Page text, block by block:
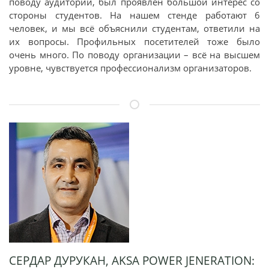
стороны студентов. На нашем стенде работают 6
человек, и мы всё объяснили студентам, ответили на
их вопросы. Профильных посетителей тоже было
очень много. По поводу организации – всё на высшем
уровне, чувствуется профессионализм организаторов.
СЕРДАР ДУРУКАН, AKSA POWER JENERATION: